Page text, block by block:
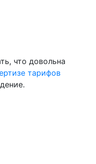
что довольна
тарифов